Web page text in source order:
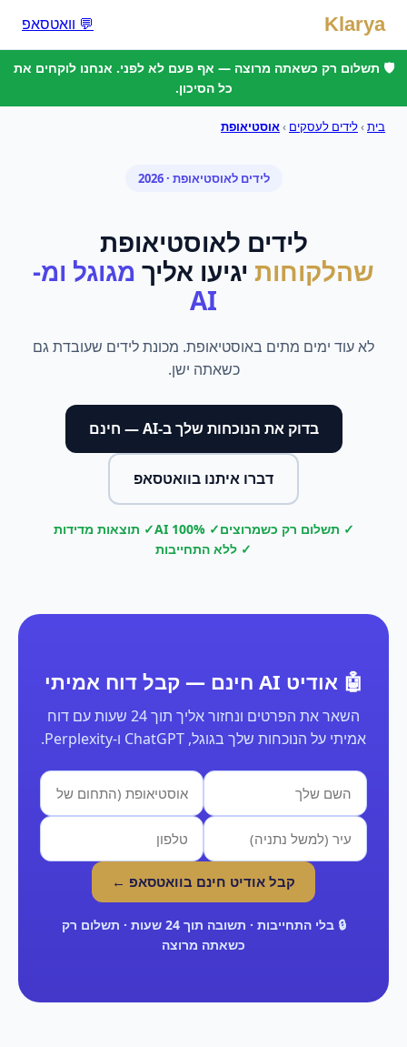
Klarya 💬 וואטסאפ
🛡️ תשלום רק כשאתה מרוצה — אף פעם לא לפני. אנחנו לוקחים את
כל הסיכון.
בית›לידים לעסקים ›אוסטיאופת
לידים לאוסטיאופת · 2026
לידים לאוסטיאופת
שהלקוחות יגיעו אליך מגוגל ומ-
AI
לא עוד ימים מתים באוסטיאופת. מכונת לידים שעובדת גם
כשאתה ישן.
בדוק את הנוכחות שלך ב-AI — חינם
דברו איתנו בוואטסאפ
✓ תשלום רק כשמרוצים✓ 100% AI
✓ תוצאות מדידות
✓ ללא התחייבות
🤖 אודיט AI חינם — קבל דוח אמיתי
השאר את הפרטים ונחזור אליך תוך 24 שעות עם דוח
אמיתי על הנוכחות שלך בגוגל, ChatGPT ו-Perplexity.
קבל אודיט חינם בוואטסאפ ←
🔒 בלי התחייבות · תשובה תוך 24 שעות · תשלום רק
כשאתה מרוצה